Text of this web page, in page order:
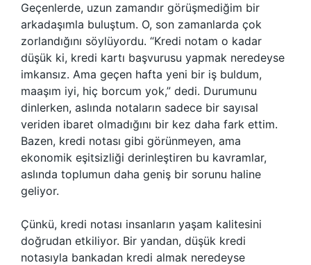
Geçenlerde, uzun zamandır görüşmediğim bir
arkadaşımla buluştum. O, son zamanlarda çok
zorlandığını söylüyordu. “Kredi notam o kadar
düşük ki, kredi kartı başvurusu yapmak neredeyse
imkansız. Ama geçen hafta yeni bir iş buldum,
maaşım iyi, hiç borcum yok,” dedi. Durumunu
dinlerken, aslında notaların sadece bir sayısal
veriden ibaret olmadığını bir kez daha fark ettim.
Bazen, kredi notası gibi görünmeyen, ama
ekonomik eşitsizliği derinleştiren bu kavramlar,
aslında toplumun daha geniş bir sorunu haline
geliyor.
Çünkü, kredi notası insanların yaşam kalitesini
doğrudan etkiliyor. Bir yandan, düşük kredi
notasıyla bankadan kredi almak neredeyse